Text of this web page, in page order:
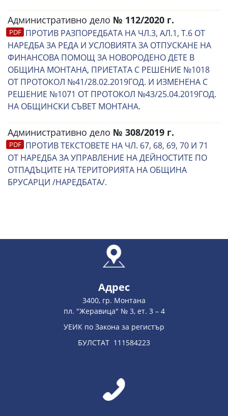
Административно дело № 112/2020 г.
ПРОТИВ РАЗПОРЕДБАТА НА ЧЛ.3, АЛ.1, Т.6 ОТ
НАРЕДБА ЗА РЕДА И УСЛОВИЯТА ЗА ОТПУСКАНЕ НА
ФИНАНСОВА ПОМОЩ ЗА НОВОРОДЕНО ДЕТЕ В
ОБЩИНА МОНТАНА, ПРИЕТАТА С РЕШЕНИЕ №1018
ОТ ПРОТОКОЛ №41/28.02.2019ГОД. И ИЗМЕНЕНА С
РЕШЕНИЕ №1071 ОТ ПРОТОКОЛ №43/25.04.2019ГОД.
НА ОБЩИНСКИ СЪВЕТ МОНТАНА.
Административно дело № 308/2019 г.
ПРОТИВ ТЕКСТОВЕТЕ НА ЧЛ. 67, 68, 69, 70 И 71
ОТ НАРЕДБА ЗА УПРАВЛЕНИЕ НА ДЕЙНОСТИТЕ ПО
ОТПАДЪЦИТЕ НА ТЕРИТОРИЯТА НА ОБЩИНА
БРУСАРЦИ /НАРЕДБАТА/.
Адрес
3400, гр. Монтана
пл. "Жеравица" № 3, ет. 3 – 4
УЕИК по Закона за регистър
БУЛСТАТ 111584223